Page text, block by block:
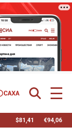
$81,41 €94,06